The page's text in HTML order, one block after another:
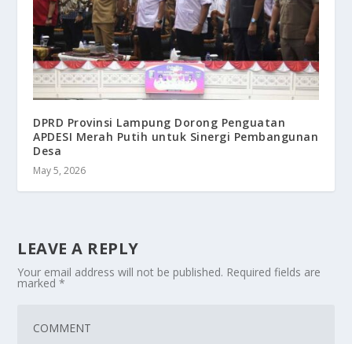
DPRD Provinsi Lampung Dorong Penguatan
APDESI Merah Putih untuk Sinergi Pembangunan
Desa
May 5, 2026
LEAVE A REPLY
Your email address will not be published. Required fields are
marked*